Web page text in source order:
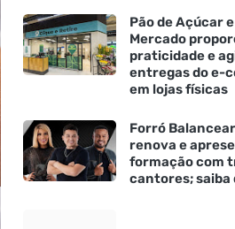
Pão de Açúcar
Mercado
praticidade e
entregas do e-
em lojas físicas
Forró
renova e
formação com
cantores; saiba